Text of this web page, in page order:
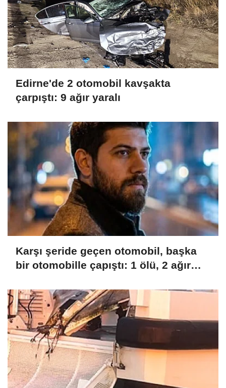
Edirne'de 2 otomobil kavşakta
çarpıştı: 9 ağır yaralı
Karşı şeride geçen otomobil, başka
bir otomobille çapıştı: 1 ölü, 2 ağır